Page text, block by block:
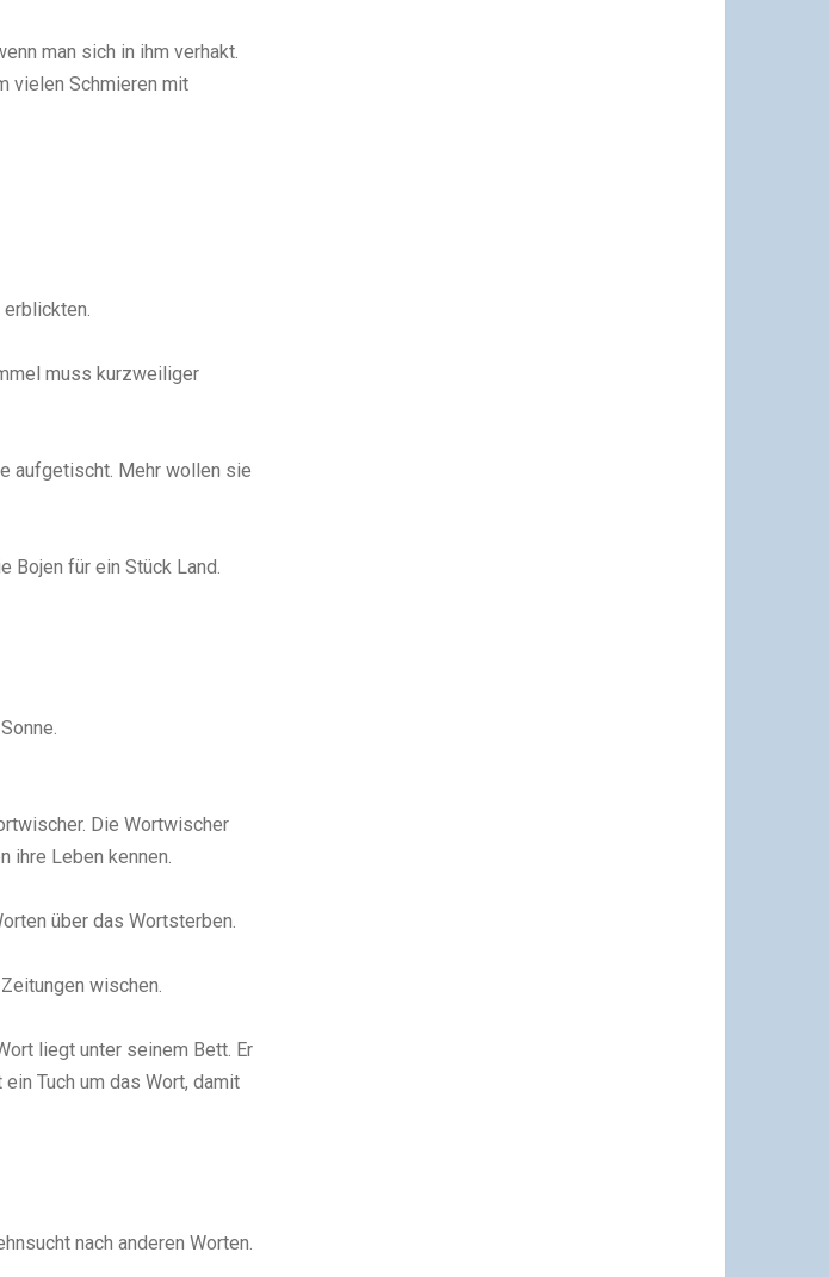
man sich in ihm verhakt.
vielen Schmieren mit
muss kurzweiliger
aufgetischt. Mehr wollen sie
Bojen für ein Stück Land.
Die Wortwischer
ihre Leben kennen.
über das Wortsterben.
wischen.
liegt unter seinem Bett. Er
Tuch um das Wort, damit
nach anderen Worten.